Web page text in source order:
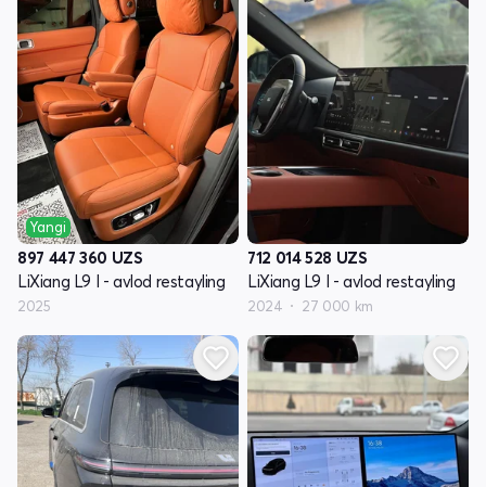
Yangi
897 447 360 UZS
LiXiang L9 I - avlod restayling
2025
712 014 528 UZS
LiXiang L9 I - avlod restayling
2024 27 000 km